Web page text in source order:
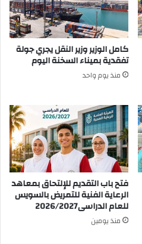
كامل الوزير وزير النقل يجري جولة
تفقدية بميناء السخنة اليوم
منذ يوم واحد
فتح باب التقديم للإلتحاق بمعاهد
الرعاية الفنية للتمريض بالسويس
للعام الدراسى2026/2027
منذ يومين